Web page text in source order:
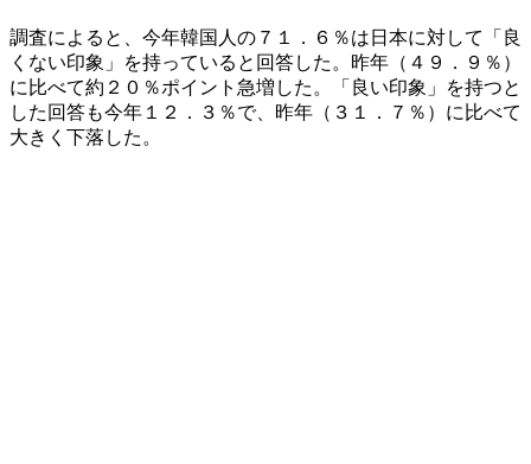
調査によると、今年韓国人の７１．６％は日本に対して「良
くない印象」を持っていると回答した。昨年（４９．９％）
に比べて約２０％ポイント急増した。「良い印象」を持つと
した回答も今年１２．３％で、昨年（３１．７％）に比べて
大きく下落した。